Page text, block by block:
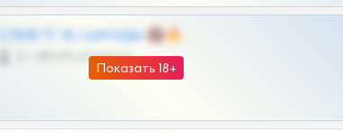
Показать 18+
СЛИВ ТГ 18 | ШКОДЫ 🔞🔥
@OPLATAPODPSK1BOT